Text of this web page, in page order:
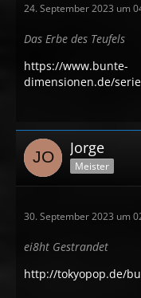
24. September 2023 um
Das Erbe des Teufels
https://www.bunte-
dimensionen.de/
Jorge
Meister
30. September 2023 um
ei8ht Gestrandet
http://tokyopop.de/